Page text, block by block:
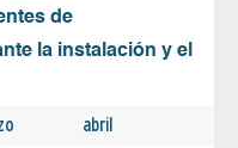
de
la instalación y el
abril